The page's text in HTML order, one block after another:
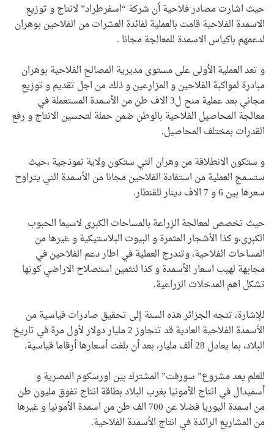
حيث اشارت مصادر فلاحية أن شركة “اسفرطراد” لانتاج و توزيع
الاسمدة الفلاحية قامت بالعملية لفائدة العشرات من الفلاحين بوهران
لدعمهم باكياس الاسمدة للمعالجة مجانا .
و تعد العملية الأولى على مستوى مديرية المصالح الفلاحية بوهران
مبادرة لمواكبة الفلاحين و المزارعين و ذلك من اجل تقديم و توزيع
مجاني بعد عملية منح ل3 الاف طن من الأسمدة المستعملة في
معالجة المحاصيل الفلاحية بالوطن ضمن حملة لتحسين الانتاج و رفع
القدرات بمختلف المحاصيل.
و ستكون الانطلاقة من وهران التي ستكون ولاية نموذجية ،حيث
ستسمج العملية من استفادة الفلاحين مجانا من الأسمدة التي يتراوح
سعرها بين 6 و 7 الاف دينار للقنطار.
حيث تخصص لمعالجة الزراعة بالمساحات الكبرى لاسيما الحبوب
الكبرى،و كذا الأشجار المثمرة و البيوت البلاستيكية و غيرها من
المساحات الفلاحية، وتندرج العملية في اطار دعم الفلاحين في
مجابهة لهيب اسعار الأسمدة و كذا لتثمين استصلاح الاراضي كونها
تشكل اهم المدخلات الزراعية.
للإشارة، تتجه الجزائر هذه السنة إلى تحقيق صادرات قياسية من
الأسمدة الفلاحية العادية قد تتجاوز 2 مليار دولار لأول مرة في تاريخ
البلاد، بما يعادل 28 ألف مليار، بعد أن بلغت أسعارها أرقاما قياسية.
للعلم يعد مشروع” سورفت” المشترك بين اورسكوم المصرية و
أسميدال في انتاج الأمونيا بغرب البلاد بطاقة انتاج تفوق مليون طن
من اسمدة اليوريا فضلا عن 700 الف طن من اسمدة الأمونيا و غيرها
من المشاريع الرائدة في انتاج الأسمدة الفلاحية.